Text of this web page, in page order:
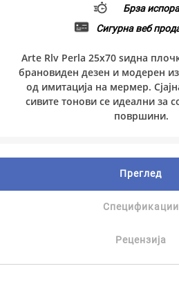
Брза
Сигурна веб
Arte Rlv Perla 25x70 ѕидна
брановиден дезен и модерен
од имитација на мермер.
сивите тонови се идеални за
површини.
Преглед
Спецификации
Рецензија